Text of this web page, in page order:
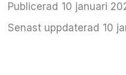
Publicerad
10 januari
Senast uppdaterad
10